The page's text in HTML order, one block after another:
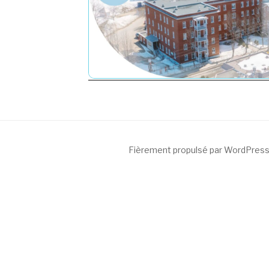
Fièrement propulsé par WordPress